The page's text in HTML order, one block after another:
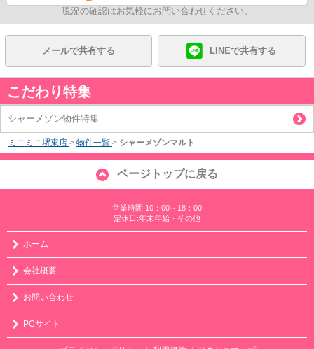
現況の確認はお気軽にお問い合わせください。
メールで共有する LINEで共有する
こだわり特集
シャーメゾン物件特集
ミニミニ堺東店 > 物件一覧 > シャーメゾンマルト
ページトップに戻る
営業時間:10：00～18：00
定休日:年末年始・その他
ホーム
会社概要
お問い合わせ
PCサイト